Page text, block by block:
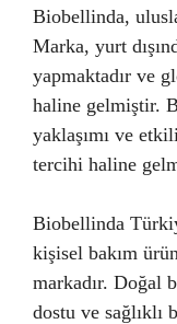
Biobellinda,
Marka, yurt
yapmaktadır ve
haline gelmiştir.
yaklaşımı ve
tercihi haline
Biobellinda
kişisel bakım
markadır. Doğal
dostu ve sağlıklı